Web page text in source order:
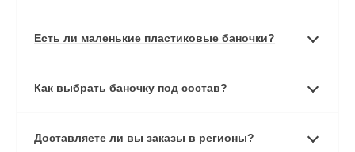
Есть ли маленькие пластиковые баночки?
Как выбрать баночку под состав?
Доставляете ли вы заказы в регионы?